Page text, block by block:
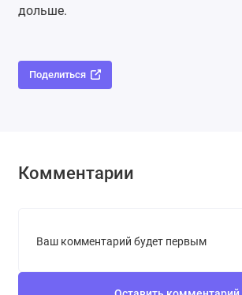
дольше.
Поделиться
Комментарии
Ваш комментарий будет первым